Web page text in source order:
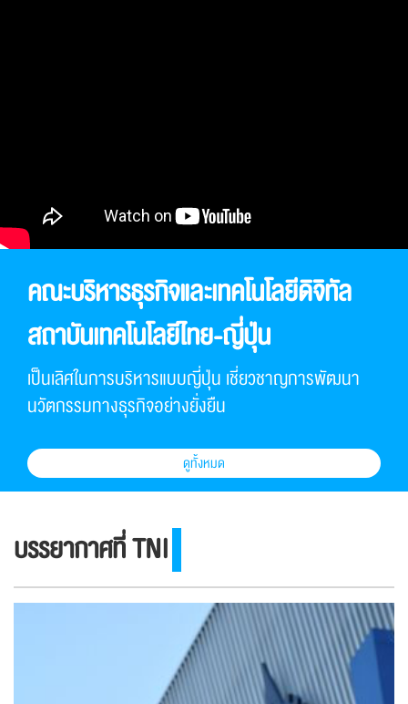
คณะบริหารธุรกิจและเทคโนโลยีดิจิทัล
สถาบันเทคโนโลยีไทย-ญี่ปุ่น
เป็นเลิศในการบริหารแบบญี่ปุ่น เชี่ยวชาญการพัฒนา
นวัตกรรมทางธุรกิจอย่างยั่งยืน
ดูทั้งหมด
บรรยากาศที่ TNI